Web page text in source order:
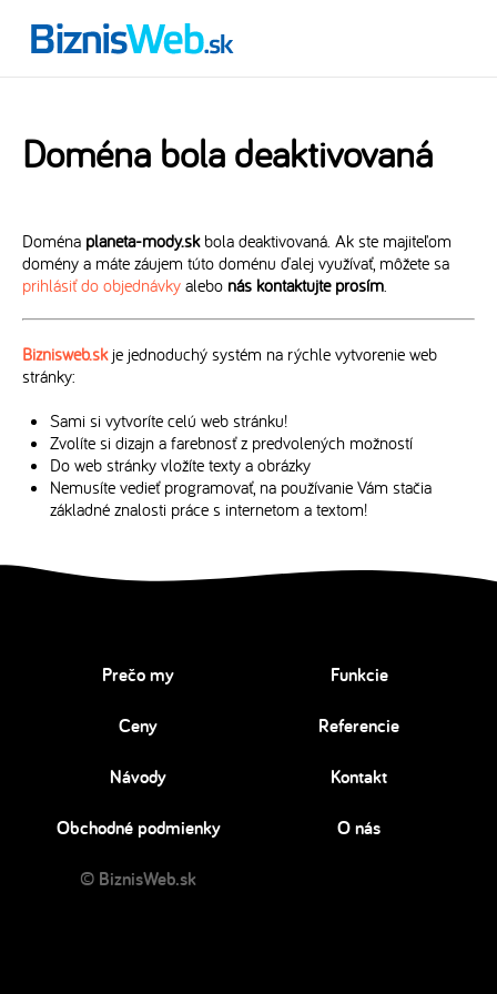
Doména bola deaktivovaná
Doména planeta-mody.skbola deaktivovaná. Ak ste majiteľom
domény a máte záujem túto doménu ďalej využívať, môžete sa
prihlásiť do objednávky alebo nás kontaktujte prosím.
Biznisweb.skje jednoduchý systém na rýchle vytvorenie web
stránky:
Sami si vytvoríte celú web stránku!
Zvolíte si dizajn a farebnosť z predvolených možností
Do web stránky vložíte texty a obrázky
Nemusíte vedieť programovať, na používanie Vám stačia
základné znalosti práce s internetom a textom!
Prečo my Funkcie
Ceny Referencie
Návody Kontakt
Obchodné podmienky O nás
© BiznisWeb.sk